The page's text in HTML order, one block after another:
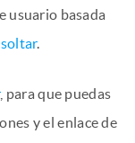
usuario basada
.
, para que puedas
y el enlace de